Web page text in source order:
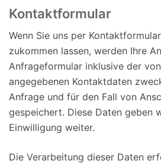
Kontaktformular
Wenn Sie uns per
zukommen lassen, werden Ihre
Anfrageformular inklusive der
angegebenen Kontaktdaten
Anfrage und für den Fall von
gespeichert. Diese Daten geben
Einwilligung weiter.
Die Verarbeitung dieser Daten